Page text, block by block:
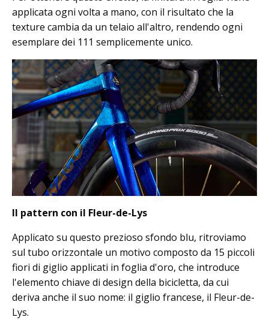
applicata ogni volta a mano, con il risultato che la
texture cambia da un telaio all'altro, rendendo ogni
esemplare dei 111 semplicemente unico.
Il pattern con il Fleur-de-Lys
Applicato su questo prezioso sfondo blu, ritroviamo
sul tubo orizzontale un motivo composto da 15 piccoli
fiori di giglio applicati in foglia d'oro, che introduce
l'elemento chiave di design della bicicletta, da cui
deriva anche il suo nome: il giglio francese, il Fleur-de-
Lys.